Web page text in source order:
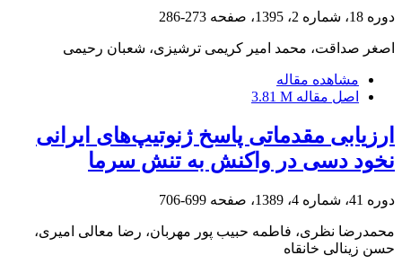
دوره 18، شماره 2، 1395، صفحه 273-286
اصغر صداقت، محمد امیر کریمی ترشیزی، شعبان رحیمی
مشاهده مقاله
اصل مقاله 3.81 M
ارزیابی مقدماتی پاسخ ژنوتیپ‌های ایرانی
نخود دسی در واکنش به تنش سرما
دوره 41، شماره 4، 1389، صفحه 699-706
محمدرضا نظری، فاطمه حبیب پور مهربان، رضا معالی امیری،
حسن زینالی خانقاه